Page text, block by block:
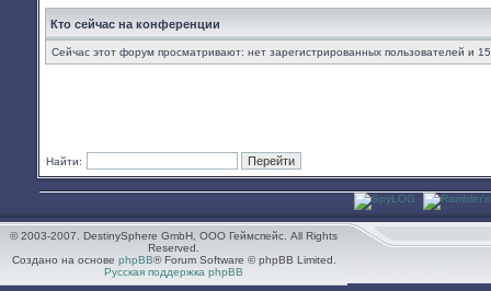
Кто сейчас на конференции
Сейчас этот форум просматривают: нет зарегистрированных пользователей и 15
Найти:
© 2003-2007. DestinySphere GmbH, ООО Геймспейс. All Rights
Reserved.
Создано на основе phpBB® Forum Software © phpBB Limited.
Русская поддержка phpBB